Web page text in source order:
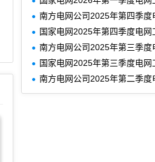
南方电网公司2025年第四季度电网工程主要设备
国家电网2025年第四季度电网工程设备材
南方电网公司2025年第三季度电网工程主要设备
国家电网2025年第三季度电网工程设备材
南方电网公司2025年第二季度电网工程主要设备